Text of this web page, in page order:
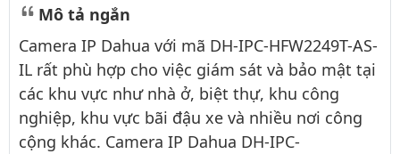
Mô tả ngắn
Camera IP Dahua với mã DH-IPC-HFW2249T-AS-
IL rất phù hợp cho việc giám sát và bảo mật tại
các khu vực như nhà ở, biệt thự, khu công
nghiệp, khu vực bãi đậu xe và nhiều nơi công
cộng khác. Camera IP Dahua DH-IPC-